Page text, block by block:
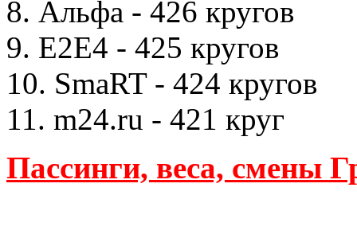
8. Альфа - 426 кругов
9. Е2Е4 - 425 кругов
10. SmaRT - 424 кругов
11. m24.ru - 421 круг
Пассинги, веса, смены